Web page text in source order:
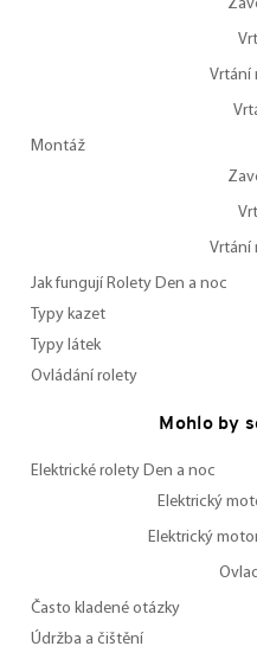
Vrtání
Montáž
Vrtání
Jak fungují Rolety Den a noc
Typy kazet
Typy látek
Ovládání rolety
Mohlo by
Elektrické rolety Den a noc
Elektrický
Elektrický
Často kladené otázky
Údržba a čištění